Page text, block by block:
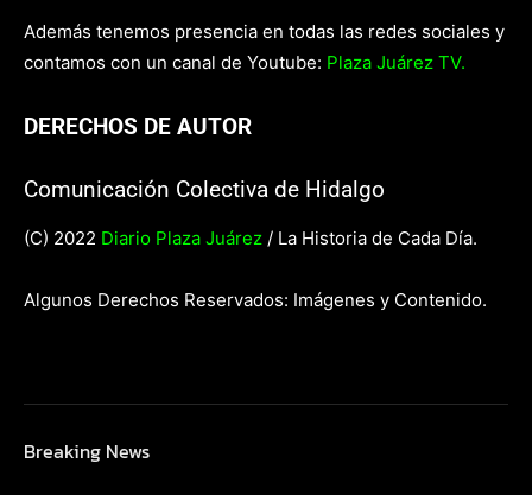
Además tenemos presencia en todas las redes sociales y
contamos con un canal de Youtube: Plaza Juárez TV.
DERECHOS DE AUTOR
Comunicación Colectiva de Hidalgo
(C) 2022 Diario Plaza Juárez / La Historia de Cada Día.
Algunos Derechos Reservados: Imágenes y Contenido.
Breaking News